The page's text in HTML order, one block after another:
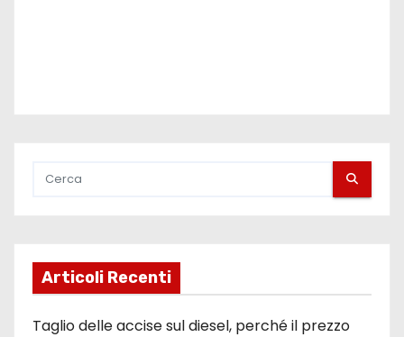
Articoli Recenti
Taglio delle accise sul diesel, perché il prezzo